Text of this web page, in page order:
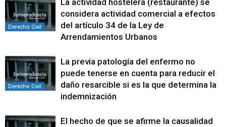
Derecho Civil
La actividad hostelera (restaurante) se
considera actividad comercial a efectos
del artículo 34 de la Ley de
Arrendamientos Urbanos
Derecho Civil
La previa patología del enfermo no
puede tenerse en cuenta para reducir el
daño resarcible si es la que determina la
indemnización
El hecho de que se afirme la causalidad